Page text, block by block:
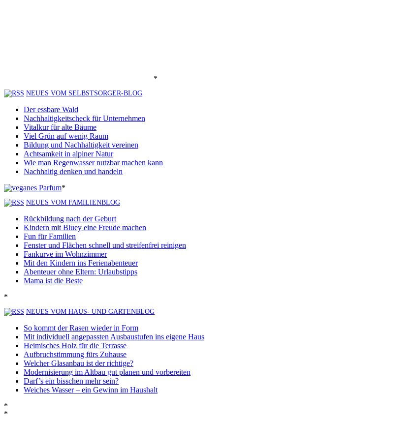
*
NEUES VOM SELBSTSORGER-BLOG
Der essbare Wald
Nachhaltigkeitscheck für Unternehmen
Vitalkur für alte Bäume
Viel Grün auf wenig Raum
Bildung und Nachhaltigkeit vereinen
Achtsamkeit in alpiner Natur
Wie man Regenwasser nutzbar machen kann
Nachhaltig denken und handeln
*
NEUES VOM FAMILIENBLOG
Rückbildung nach der Geburt
Kindern mit Bluey eine Freude machen
Fun für Familien
Fenster und Flächen schnell und streifenfrei reinigen
Fankurve im Wohnzimmer
Mit den Kindern ins Ferienabenteuer
Abenteuer ohne Eltern: Urlaubstipps
Mama ist die Beste
*
NEUES VOM HAUS- UND GARTENBLOG
So kommt der Rasen wieder in Form
Mit individuell angepassten Ausbaustufen ins eigene Haus
Heimisches Holz für die Terrasse
Aufbruchstimmung fürs Zuhause
Welcher Glasanbau ist der richtige?
Modernisierung im Altbau gut planen und vorbereiten
Darf’s ein bisschen mehr sein?
Weiches Wasser – ein Gewinn im Haushalt
*
*